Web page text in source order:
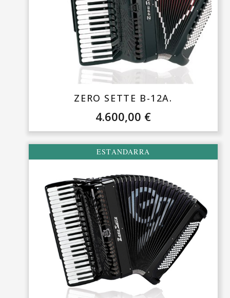
ZERO SETTE B-12A.
4.600,00 €
ESTANDARRA